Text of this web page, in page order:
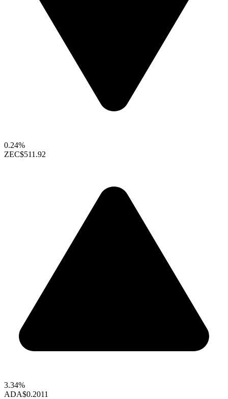
0.24%
ZEC$511.92
3.34%
ADA$0.2011